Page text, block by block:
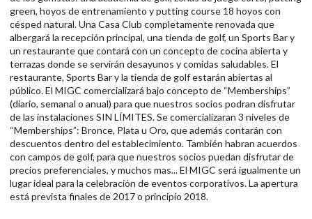
green, hoyos de entrenamiento y putting course 18 hoyos con
césped natural. Una Casa Club completamente renovada que
albergará la recepción principal, una tienda de golf, un Sports Bar y
un restaurante que contará con un concepto de cocina abierta y
terrazas donde se servirán desayunos y comidas saludables. El
restaurante, Sports Bar y la tienda de golf estarán abiertas al
público. El MIGC comercializará bajo concepto de “Memberships”
(diario, semanal o anual) para que nuestros socios podran disfrutar
de las instalaciones SIN LÍMITES. Se comercializaran 3 niveles de
“Memberships”: Bronce, Plata u Oro, que además contarán con
descuentos dentro del establecimiento. También habran acuerdos
con campos de golf, para que nuestros socios puedan disfrutar de
precios preferenciales, y muchos mas... El MIGC será igualmente un
lugar ideal para la celebración de eventos corporativos. La apertura
está prevista finales de 2017 o principio 2018.